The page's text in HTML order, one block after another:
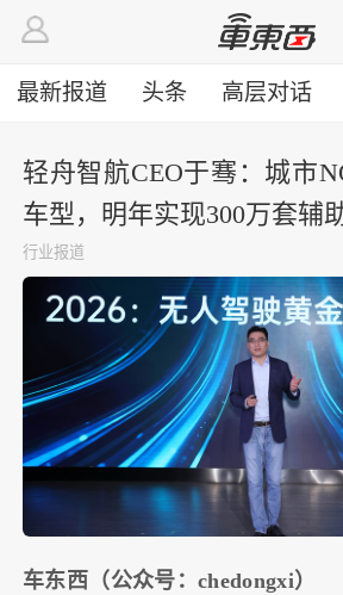
最新报道 头条 高层对话
轻舟智航CEO于骞：城市
车型，明年实现300万套辅
行业报道
车东西（公众号：chedongxi）